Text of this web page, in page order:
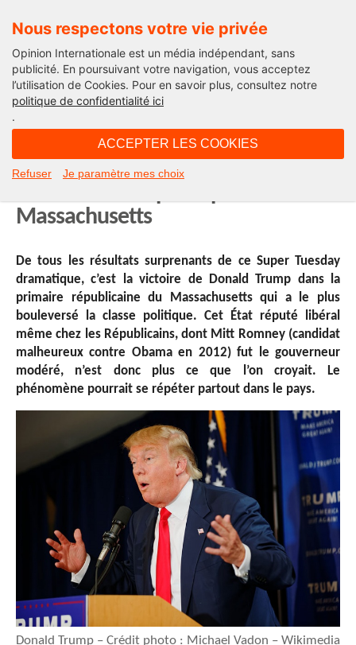
Nous respectons votre vie privée
Opinion Internationale est un média indépendant, sans
publicité. En poursuivant votre navigation, vous acceptez
l’utilisation de Cookies. Pour en savoir plus, consultez notre
politique de confidentialité ici
.
ACCEPTER LES COOKIES
Refuser Je paramètre mes choix
International
L’électorat caché se démasque en
Massachusetts
De tous les résultats surprenants de ce Super Tuesday
dramatique, c’est la victoire de Donald Trump dans la
primaire républicaine du Massachusetts qui a le plus
bouleversé la classe politique. Cet État réputé libéral
même chez les Républicains, dont Mitt Romney (candidat
malheureux contre Obama en 2012) fut le gouverneur
modéré, n’est donc plus ce que l’on croyait. Le
phénomène pourrait se répéter partout dans le pays.
Donald Trump – Crédit photo : Michael Vadon – Wikimedia